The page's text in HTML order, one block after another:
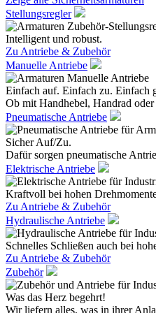
Stellungsregler
Intelligent und robust.
Zu Antriebe & Zubehör
Manuelle Antriebe
Einfach auf. Einfach zu. Einfach
Ob mit Handhebel, Handrad
Pneumatische Antriebe
Sicher Auf/Zu.
Dafür sorgen pneumatische
Elektrische Antriebe
Kraftvoll bei hohen
Zu Antriebe & Zubehör
Hydraulische Antriebe
Schnelles Schließen auch bei
Zu Antriebe & Zubehör
Zubehör
Was das Herz begehrt!
Wir liefern alles, was in ihrer